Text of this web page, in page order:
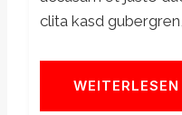
clita kasd
WEITERLESEN